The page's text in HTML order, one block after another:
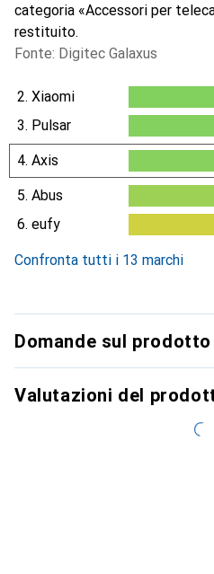
categoria «Accessori per
restituito.
Fonte: Digitec Galaxus
2. Xiaomi
3. Pulsar
4. Axis
5. Abus
6. eufy
Confronta tutti i 13 marchi
Domande sul prodotto
Valutazioni del